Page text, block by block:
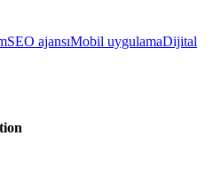
SEO ajansıMobil uygulamaDijital